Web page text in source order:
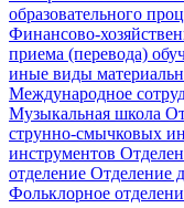
образовательного
Финансово-
приема (перевода)
иные виды
Международное
Музыкальная школа
струнно-смычковых
инструментов
отделение Отделение
Фольклорное